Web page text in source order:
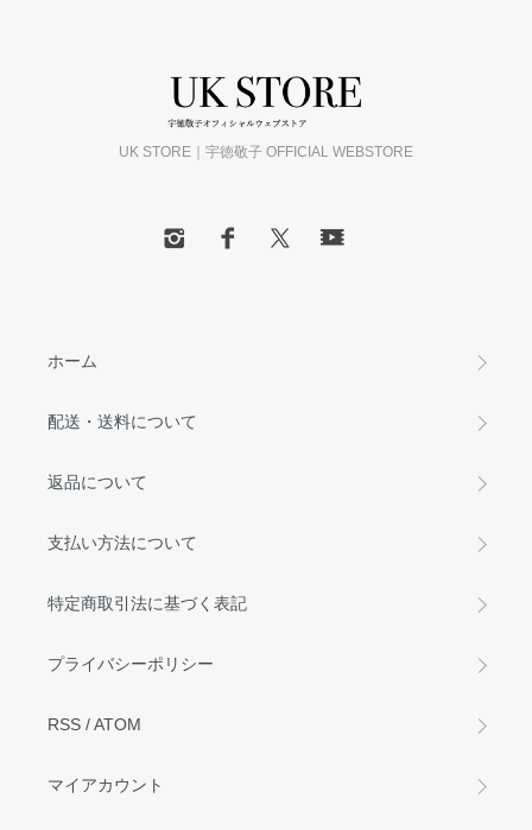
UK STORE｜宇徳敬子 OFFICIAL WEBSTORE
ホーム
配送・送料について
返品について
支払い方法について
特定商取引法に基づく表記
プライバシーポリシー
RSS /ATOM
マイアカウント